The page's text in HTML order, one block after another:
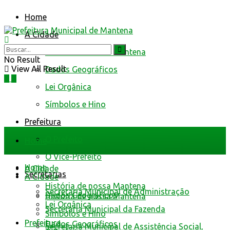
Home
A Cidade
História de nossa Mantena
Dados Geográficos
Lei Orgânica
Símbolos e Hino
Prefeitura
O Vice-Prefeito
Secretarias
Secretaria Municipal de Administração
Secretaria Municipal da Fazenda
Secretaria Municipal de Assistência Social,
No Result
View All Result
Home
A Cidade
História de nossa Mantena
Dados Geográficos
Home
A Cidade
História de nossa Mantena
Dados Geográficos
Lei Orgânica
Símbolos e Hino
Prefeitura